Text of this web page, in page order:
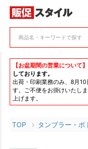
【お盆期間の営業について】
しております。
出荷・印刷業務のみ、8月
す。ご不便をお掛けいたし
上げます。
TOP タンブラー・ボ